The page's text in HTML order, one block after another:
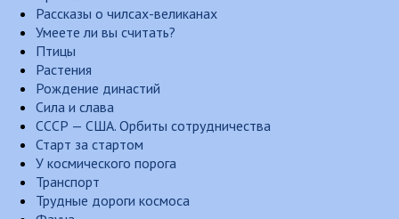
Рассказы о чилсах-великанах
Умеете ли вы считать?
Птицы
Растения
Рождение династий
Сила и слава
СССР — США. Орбиты сотрудничества
Старт за стартом
У космического порога
Транспорт
Трудные дороги космоса